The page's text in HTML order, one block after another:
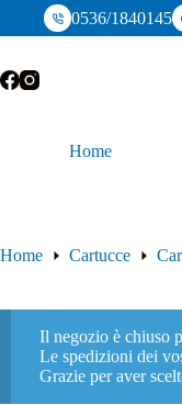
0536/1840145
Home
Home Cartucce
Il negozio è chiuso
Le spedizioni dei
Grazie per aver